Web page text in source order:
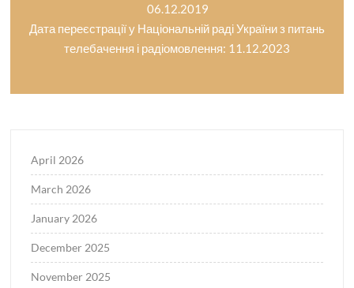
06.12.2019
Дата переєстрації у Національній раді України з питань
телебачення і радіомовлення: 11.12.2023
April 2026
March 2026
January 2026
December 2025
November 2025